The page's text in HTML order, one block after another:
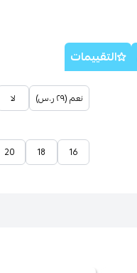
التقييمات
نعم (٢٩ ر.س) لا
16
18
20